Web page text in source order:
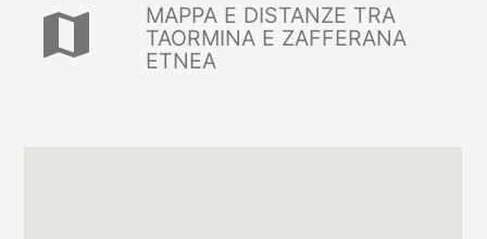
map
MAPPA E DISTANZE TRA
TAORMINA E ZAFFERANA
ETNEA